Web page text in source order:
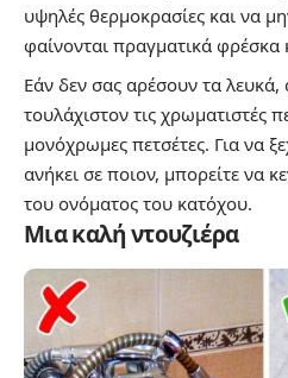
υψηλές θερμοκρασίες και να
φαίνονται πραγματικά φρέσκα
Εάν δεν σας αρέσουν τα λευκά,
τουλάχιστον τις χρωματιστές
μονόχρωμες πετσέτες. Για να
ανήκει σε ποιον, μπορείτε να
του ονόματος του κατόχου.
Μια καλή ντουζιέρα